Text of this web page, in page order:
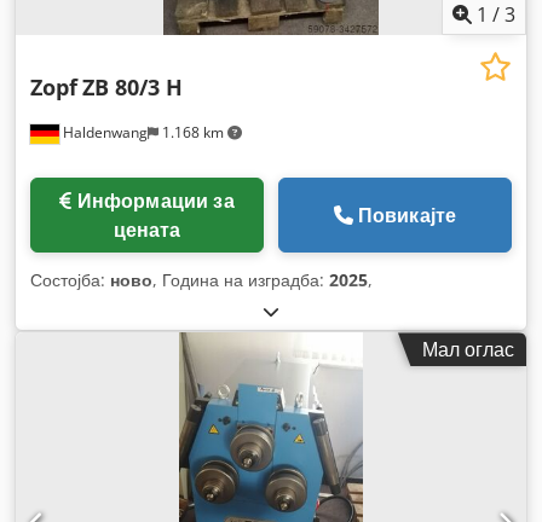
1 /3
Haldenwang 1.168 km
ZopfZB 80/3 H
цената
Повикајте
Состојба: ново, Година на изградба: 2025,
Мал оглас